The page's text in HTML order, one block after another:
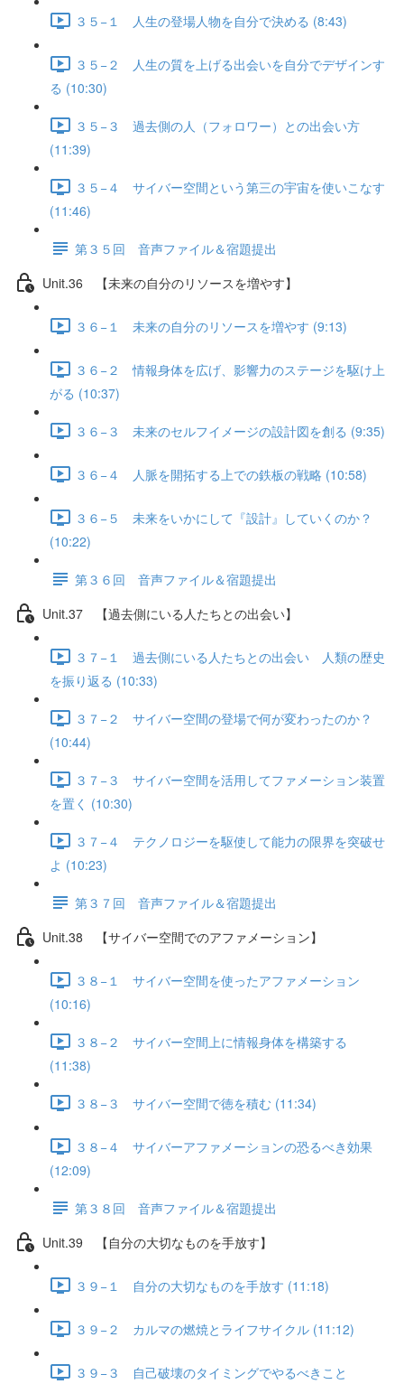
３５−１ 人生の登場人物を自分で決める (8:43)
３５−２ 人生の質を上げる出会いを自分でデザインす
る (10:30)
３５−３ 過去側の人（フォロワー）との出会い方
(11:39)
３５−４ サイバー空間という第三の宇宙を使いこなす
(11:46)
第３５回 音声ファイル＆宿題提出
Unit.36 【未来の自分のリソースを増やす】
３６−１ 未来の自分のリソースを増やす (9:13)
３６−２ 情報身体を広げ、影響力のステージを駆け上
がる (10:37)
３６−３ 未来のセルフイメージの設計図を創る (9:35)
３６−４ 人脈を開拓する上での鉄板の戦略 (10:58)
３６−５ 未来をいかにして『設計』していくのか？
(10:22)
第３６回 音声ファイル＆宿題提出
Unit.37 【過去側にいる人たちとの出会い】
３７−１ 過去側にいる人たちとの出会い 人類の歴史
を振り返る (10:33)
３７−２ サイバー空間の登場で何が変わったのか？
(10:44)
３７−３ サイバー空間を活用してファメーション装置
を置く (10:30)
３７−４ テクノロジーを駆使して能力の限界を突破せ
よ (10:23)
第３７回 音声ファイル＆宿題提出
Unit.38 【サイバー空間でのアファメーション】
３８−１ サイバー空間を使ったアファメーション
(10:16)
３８−２ サイバー空間上に情報身体を構築する
(11:38)
３８−３ サイバー空間で徳を積む (11:34)
３８−４ サイバーアファメーションの恐るべき効果
(12:09)
第３８回 音声ファイル＆宿題提出
Unit.39 【自分の大切なものを手放す】
３９−１ 自分の大切なものを手放す (11:18)
３９−２ カルマの燃焼とライフサイクル (11:12)
３９−３ 自己破壊のタイミングでやるべきこと